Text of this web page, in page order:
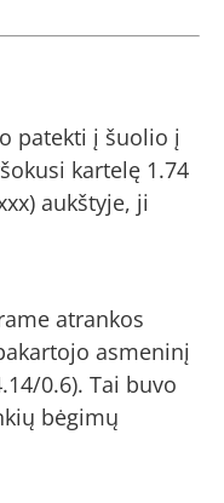
patekti į šuolio į
kartelę 1.74
aukštyje, ji
atrankos
asmeninį
0.6). Tai buvo
bėgimų